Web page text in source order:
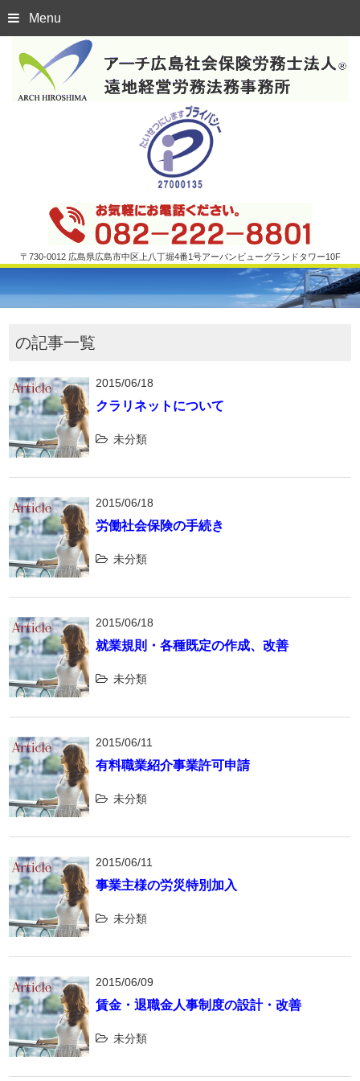
Menu
〒730-0012 広島県広島市中区上八丁堀4番1号アーバンビューグランドタワー10F
の記事一覧
2015/06/18
クラリネットについて
未分類
2015/06/18
労働社会保険の手続き
未分類
2015/06/18
就業規則・各種既定の作成、改善
未分類
2015/06/11
有料職業紹介事業許可申請
未分類
2015/06/11
事業主様の労災特別加入
未分類
2015/06/09
賃金・退職金人事制度の設計・改善
未分類